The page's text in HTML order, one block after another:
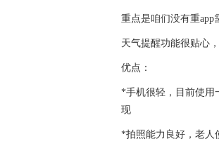
重点是咱们没有重app
天气提醒功能很贴心
优点：
*手机很轻，目前使用
现
*拍照能力良好，老人